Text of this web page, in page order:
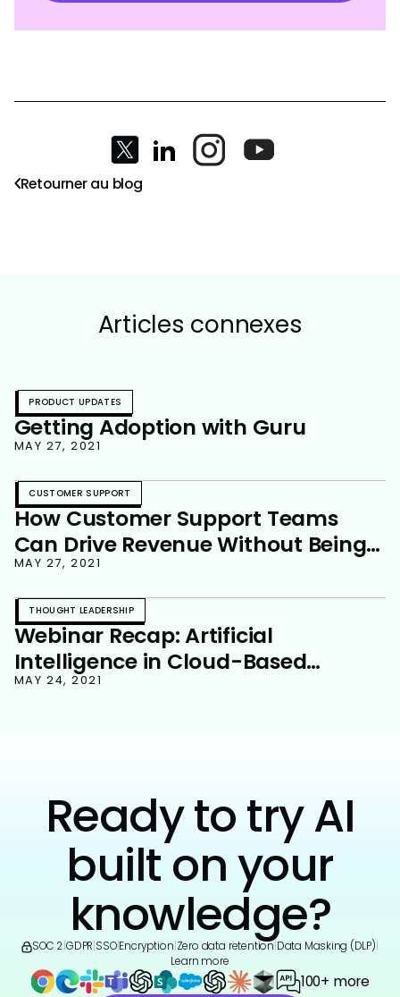
Retourner au blog
Articles connexes
PRODUCT UPDATES
Getting Adoption with Guru
MAY 27, 2021
CUSTOMER SUPPORT
How Customer Support Teams
Can Drive Revenue Without Being
Slimy
MAY 27, 2021
THOUGHT LEADERSHIP
Webinar Recap: Artificial
Intelligence in Cloud-Based
Solutions
MAY 24, 2021
Ready to try AI
built on your
knowledge?
SOC 2 GDPR SSO|Encryption Zero data retention Data Masking (DLP)
Learn more
100+ more